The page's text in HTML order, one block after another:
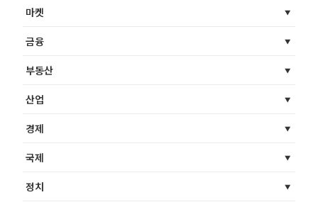
마켓
금융
부동산
산업
경제
국제
정치